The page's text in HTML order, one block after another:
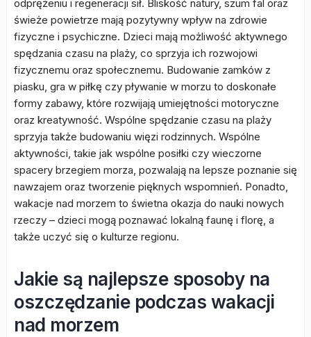
odprężeniu i regeneracji sił. Bliskość natury, szum fal oraz
świeże powietrze mają pozytywny wpływ na zdrowie
fizyczne i psychiczne. Dzieci mają możliwość aktywnego
spędzania czasu na plaży, co sprzyja ich rozwojowi
fizycznemu oraz społecznemu. Budowanie zamków z
piasku, gra w piłkę czy pływanie w morzu to doskonałe
formy zabawy, które rozwijają umiejętności motoryczne
oraz kreatywność. Wspólne spędzanie czasu na plaży
sprzyja także budowaniu więzi rodzinnych. Wspólne
aktywności, takie jak wspólne posiłki czy wieczorne
spacery brzegiem morza, pozwalają na lepsze poznanie się
nawzajem oraz tworzenie pięknych wspomnień. Ponadto,
wakacje nad morzem to świetna okazja do nauki nowych
rzeczy – dzieci mogą poznawać lokalną faunę i florę, a
także uczyć się o kulturze regionu.
Jakie są najlepsze sposoby na
oszczędzanie podczas wakacji
nad morzem